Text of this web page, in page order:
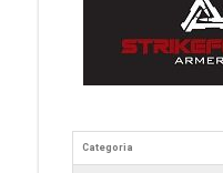
Categoria